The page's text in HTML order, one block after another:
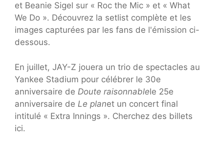
et Beanie Sigel sur « Roc the Mic » et « What
We Do ». Découvrez la setlist complète et les
images capturées par les fans de l'émission ci-
dessous.
En juillet, JAY-Z jouera un trio de spectacles au
Yankee Stadium pour célébrer le 30e
anniversaire de Doute raisonnablele 25e
anniversaire de Le planet un concert final
intitulé « Extra Innings ». Cherchez des billets
ici.